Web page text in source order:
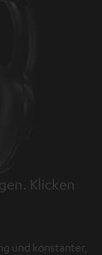
Klicken
und konstanter,